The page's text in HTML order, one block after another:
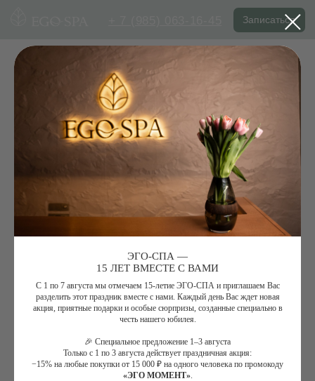
ЭГО-СПА —
15 ЛЕТ ВМЕСТЕ С ВАМИ
С 1 по 7 августа мы отмечаем 15-летие ЭГО-СПА и приглашаем Вас
разделить этот праздник вместе с нами. Каждый день Вас ждет новая
акция, приятные подарки и особые сюрпризы, созданные специально в
честь нашего юбилея.
🎉 Специальное предложение 1–3 августа
Только с 1 по 3 августа действует праздничная акция:
−15% на любые покупки от 15 000 ₽ на одного человека по промокоду
«ЭГО МОМЕНТ».